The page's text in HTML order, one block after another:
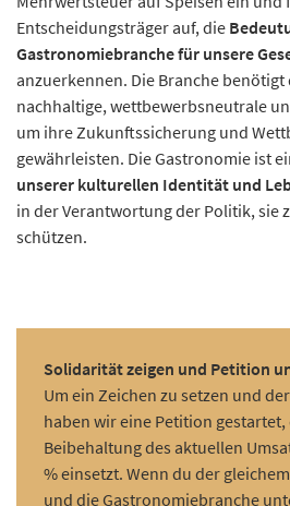
Entscheidungsträger auf, die
Gastronomiebranche für unsere
anzuerkennen. Die Branche
nachhaltige, wettbewerbsneutrale
um ihre Zukunftssicherung und
gewährleisten. Die Gastronomie ist
unserer kulturellen Identität und
in der Verantwortung der Politik, sie
schützen.
Solidarität zeigen und Petition
Um ein Zeichen zu setzen und
haben wir eine Petition
Beibehaltung des aktuellen
% einsetzt. Wenn du der
und die Gastronomiebranche